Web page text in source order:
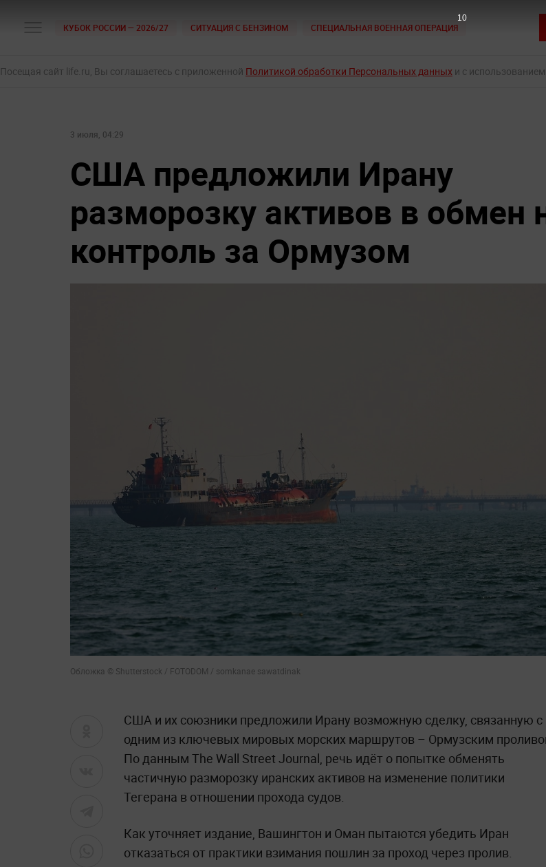
КУБОК РОССИИ — 2026/27 СИТУАЦИЯ С БЕНЗИНОМ СПЕЦИАЛЬНАЯ ВОЕННАЯ ОПЕРАЦИЯ
Посещая сайт life.ru, Вы соглашаетесь с приложенной Политикой обработки Персональных данных и с
3 июля, 04:29
США предложили Ирану
разморозку активов в обмен
контроль за Ормузом
Обложка © Shutterstock / FOTODOM / somkanae sawatdinak
США и их союзники предложили Ирану возможную сделку, связанную с
одним из ключевых мировых морских маршрутов – Ормузским
По данным The Wall Street Journal, речь идёт о попытке обменять
частичную разморозку иранских активов на изменение политики
Тегерана в отношении прохода судов.
Как уточняет издание, Вашингтон и Оман пытаются убедить Иран
отказаться от практики взимания пошлин за проход через пролив.
9